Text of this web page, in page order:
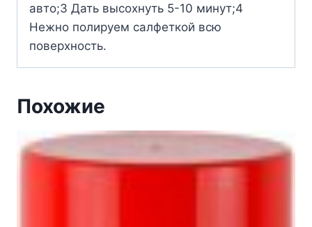
авто;3 Дать высохнуть 5-10 минут;4
Нежно полируем салфеткой всю
поверхность.
Похожие